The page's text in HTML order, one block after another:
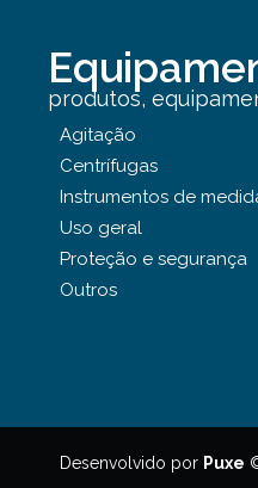
produtos,
Agitação
Centrífugas
Instrumentos de
Uso geral
Proteção e segurança
Outros
Desenvolvido por Puxe